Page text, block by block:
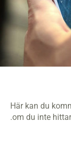
Här kan du
om du inte